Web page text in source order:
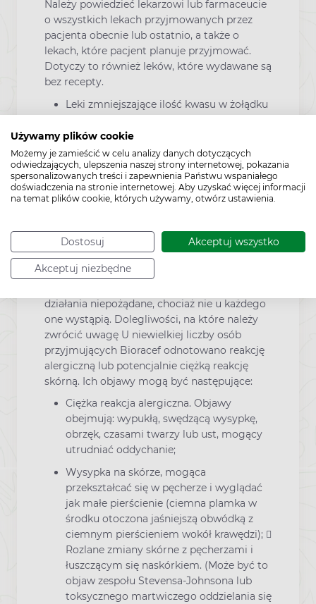
Używamy plików cookie
Możemy je zamieścić w celu analizy danych dotyczących
odwiedzających, ulepszenia naszej strony internetowej, pokazania
spersonalizowanych treści i zapewnienia Państwu wspaniałego
doświadczenia na stronie internetowej. Aby uzyskać więcej informacji
na temat plików cookie, których używamy, otwórz ustawienia.
Dostosuj Akceptuj wszystko
Akceptuj niezbędne
Należy powiedzieć lekarzowi lub farmaceucie
o wszystkich lekach przyjmowanych przez
pacjenta obecnie lub ostatnio, a także o
lekach, które pacjent planuje przyjmować.
Dotyczy to również leków, które wydawane są
bez recepty.
Leki zmniejszające ilość kwasu w żołądku
stosowane w leczeniu zgagi) mogą
wpłynąć na działanie leku Bioracef.
Probenecyd.
Doustne leki przeciwzakrzepowe
Działania niepożądane
działania niepożądane, chociaż nie u każdego
one wystąpią. Dolegliwości, na które należy
zwrócić uwagę U niewielkiej liczby osób
przyjmujących Bioracef odnotowano reakcję
alergiczną lub potencjalnie ciężką reakcję
skórną. Ich objawy mogą być następujące:
Ciężka reakcja alergiczna. Objawy
obejmują: wypukłą, swędzącą wysypkę,
obrzęk, czasami twarzy lub ust, mogący
utrudniać oddychanie;
Wysypka na skórze, mogąca
przekształcać się w pęcherze i wyglądać
jak małe pierścienie (ciemna plamka w
środku otoczona jaśniejszą obwódką z
ciemnym pierścieniem wokół krawędzi); 
Rozlane zmiany skórne z pęcherzami i
łuszczącym się naskórkiem. (Może być to
objaw zespołu Stevensa-Johnsona lub
toksycznego martwiczego oddzielania się